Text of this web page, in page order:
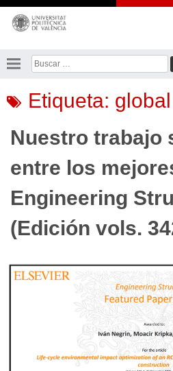
Saltar
contenido
Buscar:
Etiqueta:
Nuestro trabajo
entre los
Engineering
(Edición vols.